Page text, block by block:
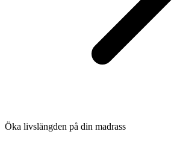
Öka livslängden på din madrass